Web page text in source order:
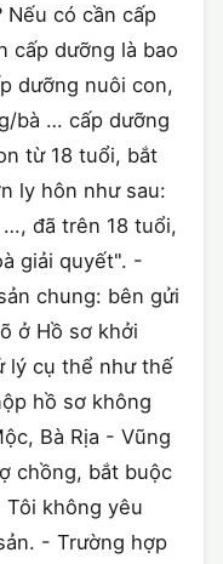
Nếu có cần cấp
cấp dưỡng là bao
dưỡng nuôi con,
bà … cấp dưỡng
từ 18 tuổi, bắt
ly hôn như sau:
đã trên 18 tuổi,
giải quyết". -
chung: bên gửi
ở Hồ sơ khởi
lý cụ thể như thế
hồ sơ không
Bà Rịa - Vũng
chồng, bắt buộc
Tôi không yêu
- Trường hợp